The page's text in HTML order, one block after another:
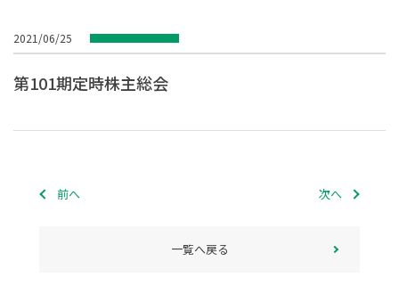
2021/06/25
第101期定時株主総会
前へ 次へ
一覧へ戻る